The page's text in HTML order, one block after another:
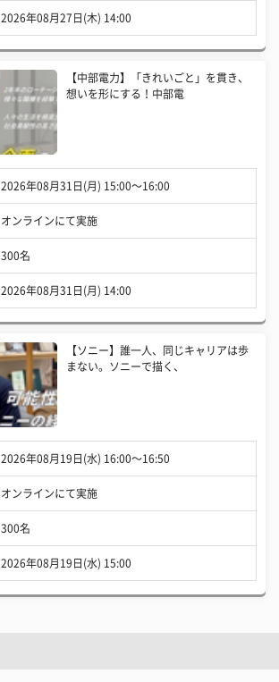
2026年08月27日(木) 14:00
【中部電力】「きれいごと」を貫き、
想いを形にする！中部電
2026年08月31日(月) 15:00〜16:00
オンラインにて実施
300名
2026年08月31日(月) 14:00
【ソニー】誰一人、同じキャリアは歩
まない。ソニーで描く、
2026年08月19日(水) 16:00〜16:50
オンラインにて実施
300名
2026年08月19日(水) 15:00